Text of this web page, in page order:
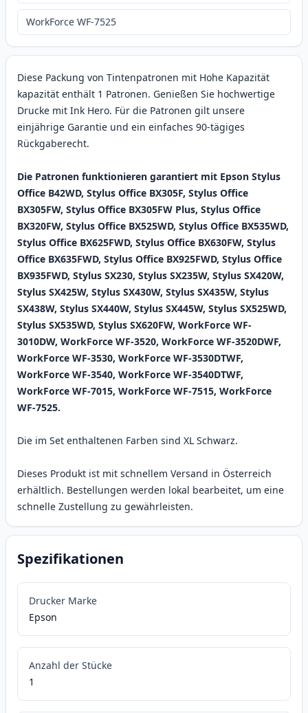
Diese Packung von Tintenpatronen mit Hohe Kapazität
kapazität enthält 1 Patronen. Genießen Sie hochwertige
Drucke mit Ink Hero. Für die Patronen gilt unsere
einjährige Garantie und ein einfaches 90-tägiges
Rückgaberecht.
Die Patronen funktionieren garantiert mit Epson Stylus
Office B42WD, Stylus Office BX305F, Stylus Office
BX305FW, Stylus Office BX305FW Plus, Stylus Office
BX320FW, Stylus Office BX525WD, Stylus Office BX535WD,
Stylus Office BX625FWD, Stylus Office BX630FW, Stylus
Office BX635FWD, Stylus Office BX925FWD, Stylus Office
BX935FWD, Stylus SX230, Stylus SX235W, Stylus SX420W,
Stylus SX425W, Stylus SX430W, Stylus SX435W, Stylus
SX438W, Stylus SX440W, Stylus SX445W, Stylus SX525WD,
Stylus SX535WD, Stylus SX620FW, WorkForce WF-
3010DW, WorkForce WF-3520, WorkForce WF-3520DWF,
WorkForce WF-3530, WorkForce WF-3530DTWF,
WorkForce WF-3540, WorkForce WF-3540DTWF,
WorkForce WF-7015, WorkForce WF-7515, WorkForce
WF-7525.
Die im Set enthaltenen Farben sind XL Schwarz.
Dieses Produkt ist mit schnellem Versand in Österreich
erhältlich. Bestellungen werden lokal bearbeitet, um eine
schnelle Zustellung zu gewährleisten.
Spezifikationen
Drucker Marke
Epson
Anzahl der Stücke
1
WorkForce WF-7525